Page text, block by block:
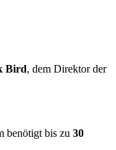
Bird, dem Direktor der
benötigt bis zu 30